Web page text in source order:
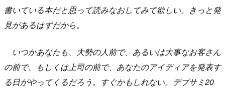
書いている本だと思って読みなおしてみて欲しい。きっと発
見があるはずだから。
いつかあなたも、大勢の人前で、あるいは大事なお客さん
の前で、もしくは上司の前で、あなたのアイディアを発表す
る日がやってくるだろう。すぐかもしれない。デブサミ20